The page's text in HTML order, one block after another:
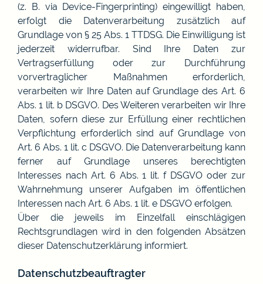
(z. B. via Device-Fingerprinting) eingewilligt haben,
erfolgt die Datenverarbeitung zusätzlich auf
Grundlage von § 25 Abs. 1 TTDSG. Die Einwilligung ist
jederzeit widerrufbar. Sind Ihre Daten zur
Vertragserfüllung oder zur Durchführung
vorvertraglicher Maßnahmen erforderlich,
verarbeiten wir Ihre Daten auf Grundlage des Art. 6
Abs. 1 lit. b DSGVO. Des Weiteren verarbeiten wir Ihre
Daten, sofern diese zur Erfüllung einer rechtlichen
Verpflichtung erforderlich sind auf Grundlage von
Art. 6 Abs. 1 lit. c DSGVO. Die Datenverarbeitung kann
ferner auf Grundlage unseres berechtigten
Interesses nach Art. 6 Abs. 1 lit. f DSGVO oder zur
Wahrnehmung unserer Aufgaben im öffentlichen
Interessen nach Art. 6 Abs. 1 lit. e DSGVO erfolgen.
Über die jeweils im Einzelfall einschlägigen
Rechtsgrundlagen wird in den folgenden Absätzen
dieser Datenschutzerklärung informiert.
Datenschutzbeauftragter